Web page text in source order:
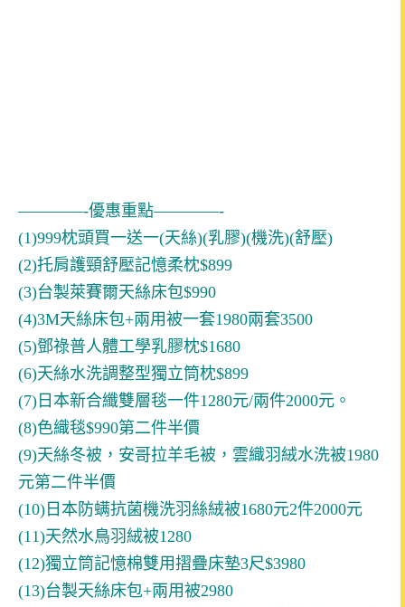
————-優惠重點————-
(1)999枕頭買一送一(天絲)(乳膠)(機洗)(舒壓)
(2)托肩護頸舒壓記憶柔枕$899
(3)台製萊賽爾天絲床包$990
(4)3M天絲床包+兩用被一套1980兩套3500
(5)鄧祿普人體工學乳膠枕$1680
(6)天絲水洗調整型獨立筒枕$899
(7)日本新合纖雙層毯一件1280元/兩件2000元。
(8)色織毯$990第二件半價
(9)天絲冬被，安哥拉羊毛被，雲織羽絨水洗被1980
元第二件半價
(10)日本防螨抗菌機洗羽絲絨被1680元2件2000元
(11)天然水鳥羽絨被1280
(12)獨立筒記憶棉雙用摺疊床墊3尺$3980
(13)台製天絲床包+兩用被2980